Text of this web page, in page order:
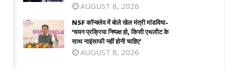
कॉन्क्लेव में बोले खेल मंत्री मांडविया- ‘चयन
निष्पक्ष हो, किसी एथलीट के साथ
तमिलनाडु के सीएम विजय को राहत : पत्नी
वापस ली तलाक की अर्जी
AUGUST 8, 2026
NSF कॉन्क्लेव में बोले खेल मंत्री मांडविया-
‘चयन प्रक्रिया निष्पक्ष हो, किसी एथलीट के
साथ नाइंसाफी नहीं होनी चाहिए’
AUGUST 8, 2026